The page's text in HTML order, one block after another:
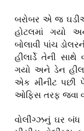
બરોબર એ જ
હોટલમાં ગયો
બોલાવી પાંચ
હીલાર્ડે તેની સાથે
ગયો અને ડેન
એક મીનીટ પછી
ઓફિસ તરફ જવા
વોલીંગ્ઝનું ઘર બંધ